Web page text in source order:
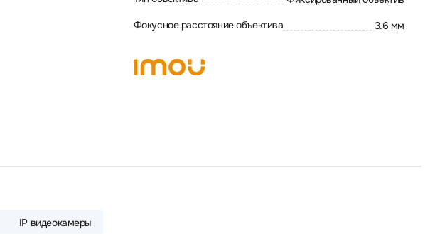
Фокусное расстояние объектива 3.6 мм
IP видеокамеры